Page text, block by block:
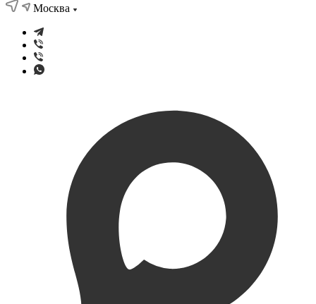
Москва